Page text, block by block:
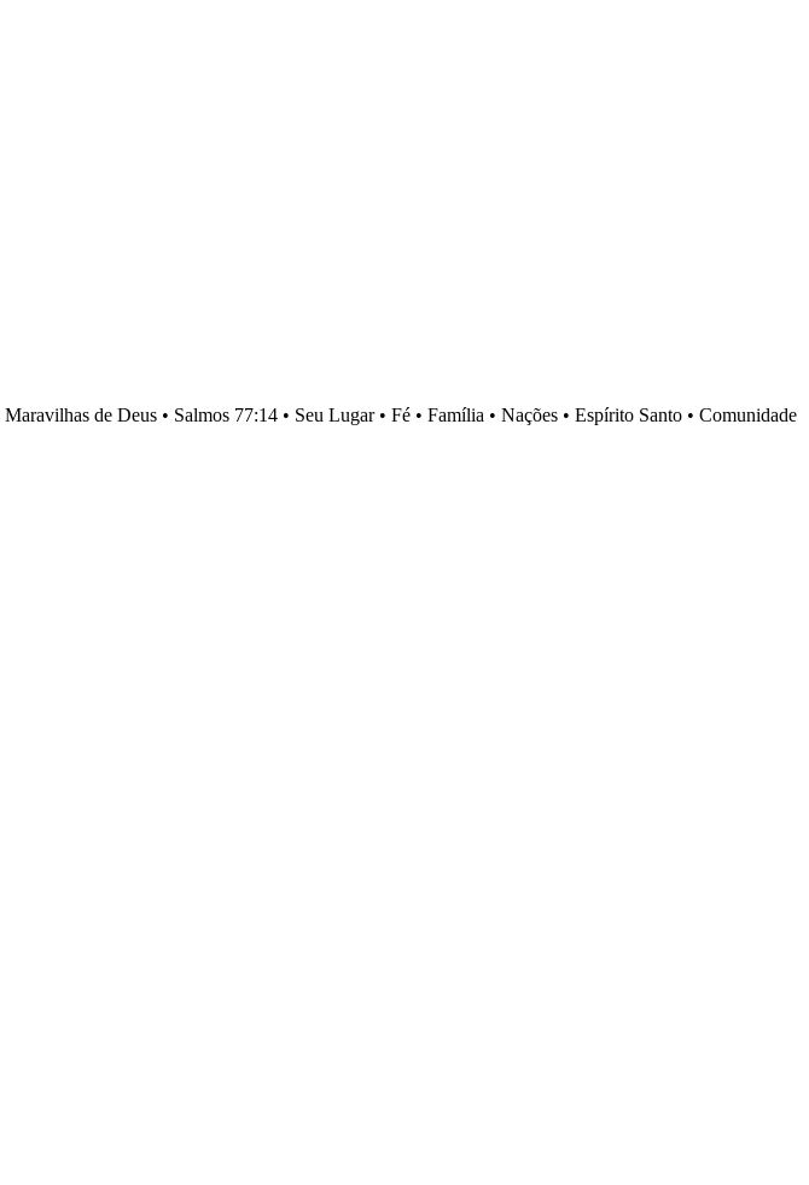
Maravilhas de Deus • Salmos 77:14 • Seu Lugar • Fé • Família • Nações • Espírito Santo • Comunidade